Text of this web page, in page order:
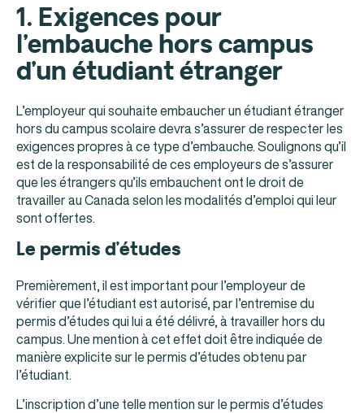
1. Exigences pour
l’embauche hors campus
d’un étudiant étranger
L’employeur qui souhaite embaucher un étudiant étranger
hors du campus scolaire devra s’assurer de respecter les
exigences propres à ce type d’embauche. Soulignons qu’il
est de la responsabilité de ces employeurs de s’assurer
que les étrangers qu’ils embauchent ont le droit de
travailler au Canada selon les modalités d’emploi qui leur
sont offertes.
Le permis d’études
Premièrement, il est important pour l’employeur de
vérifier que l’étudiant est autorisé, par l’entremise du
permis d’études qui lui a été délivré, à travailler hors du
campus. Une mention à cet effet doit être indiquée de
manière explicite sur le permis d’études obtenu par
l’étudiant.
L’inscription d’une telle mention sur le permis d’études